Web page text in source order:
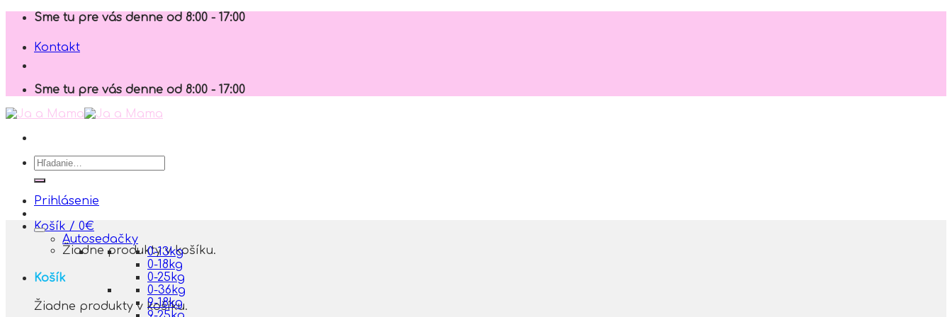
Skip
content
Sme tu pre vás denne od 8:00 - 17:00
Kontakt
Sme tu pre vás denne od 8:00 - 17:00
Hľadať:
Prihlásenie
Košík / 0€
Žiadne produkty v košíku.
Košík
Žiadne produkty v košíku.
Autosedačky
0-13kg
0-18kg
0-25kg
0-36kg
9-18kg